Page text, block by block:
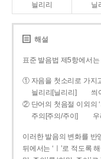
늴리리 닐
해설
표준 발음법 제5항에서는
① 자음을 첫소리로 가지
늴리리[닐리리]
씌
② 단어의 첫음절 이외의 ‘
주의[주의/주이]
이러한 발음의 변화를 반
뒤에서는 ‘ㅣ’로 적도록